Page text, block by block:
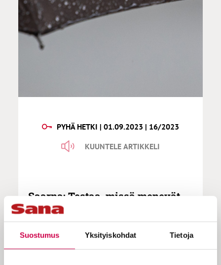
Suostumus Yksityiskohdat Tietoja
PYHÄ HETKI | 01.09.2023 | 16/2023
KUUNTELE ARTIKKELI
Saarna: Testaa, missä menevät
Jumalan rakkauden rajat
On vaikea käsittää, että Jumala